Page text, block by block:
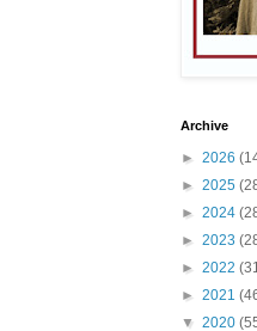
Archive
► 2026
► 2025
► 2024
► 2023
► 2022
► 2021
▼ 2020